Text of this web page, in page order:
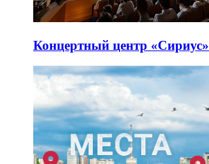
Концертный центр «Сириус»